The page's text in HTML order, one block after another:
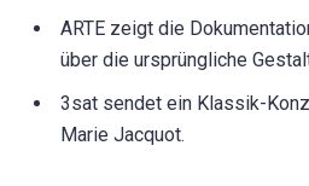
ARTE zeigt die
über die ursprüngliche
3sat sendet ein Klassik-
Marie Jacquot.